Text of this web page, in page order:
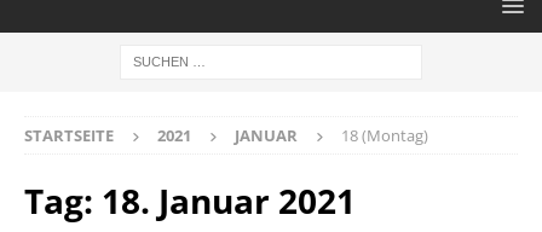
STARTSEITE 2021 JANUAR 18 (Montag)
Tag: 18. Januar 2021